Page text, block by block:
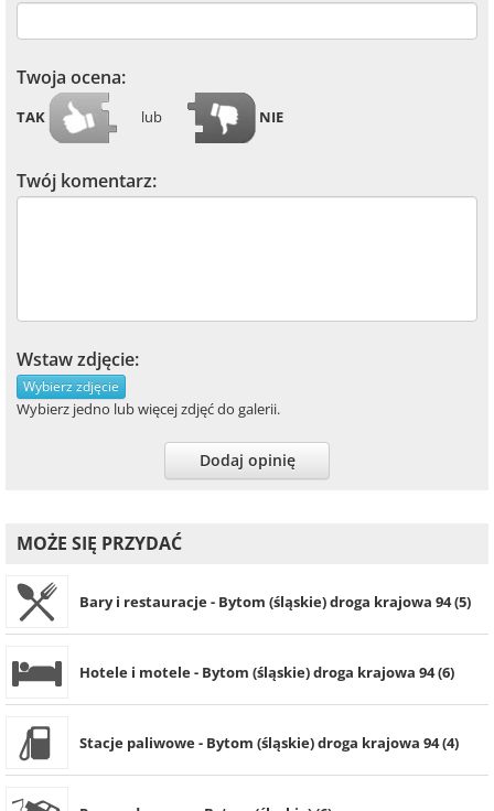
Twoja ocena:
TAK lub NIE
Twój komentarz:
Wstaw zdjęcie:
Wybierz zdjęcie
Wybierz jedno lub więcej zdjęć do galerii.
Dodaj opinię
MOŻE SIĘ PRZYDAĆ
Bary i restauracje - Bytom (śląskie) droga krajowa 94 (5)
Hotele i motele - Bytom (śląskie) droga krajowa 94 (6)
Stacje paliwowe - Bytom (śląskie) droga krajowa 94 (4)